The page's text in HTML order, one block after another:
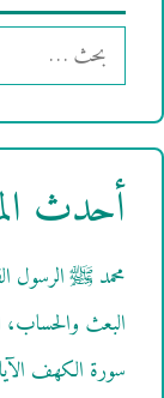
البحث
عن:
أحدث
محمد ﷺ الرسول
البعث والحساب،
سورة الكهف الآيات 19-31، الدرس السابع